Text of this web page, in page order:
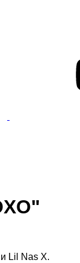
Lil Nas X.